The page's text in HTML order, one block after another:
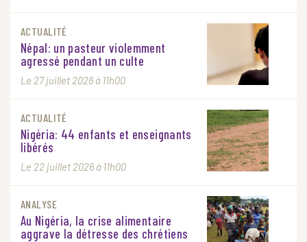
ACTUALITÉ
Népal: un pasteur violemment
agressé pendant un culte
Le 27 juillet 2026 à 11h00
ACTUALITÉ
Nigéria: 44 enfants et enseignants
libérés
Le 22 juillet 2026 à 11h00
ANALYSE
Au Nigéria, la crise alimentaire
aggrave la détresse des chrétiens